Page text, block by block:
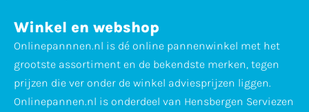
Winkel en webshop
Onlinepannnen.nl is dé online pannenwinkel met het
grootste assortiment en de bekendste merken, tegen
prijzen die ver onder de winkel adviesprijzen liggen.
Onlinepannen.nl is onderdeel van Hensbergen Serviezen